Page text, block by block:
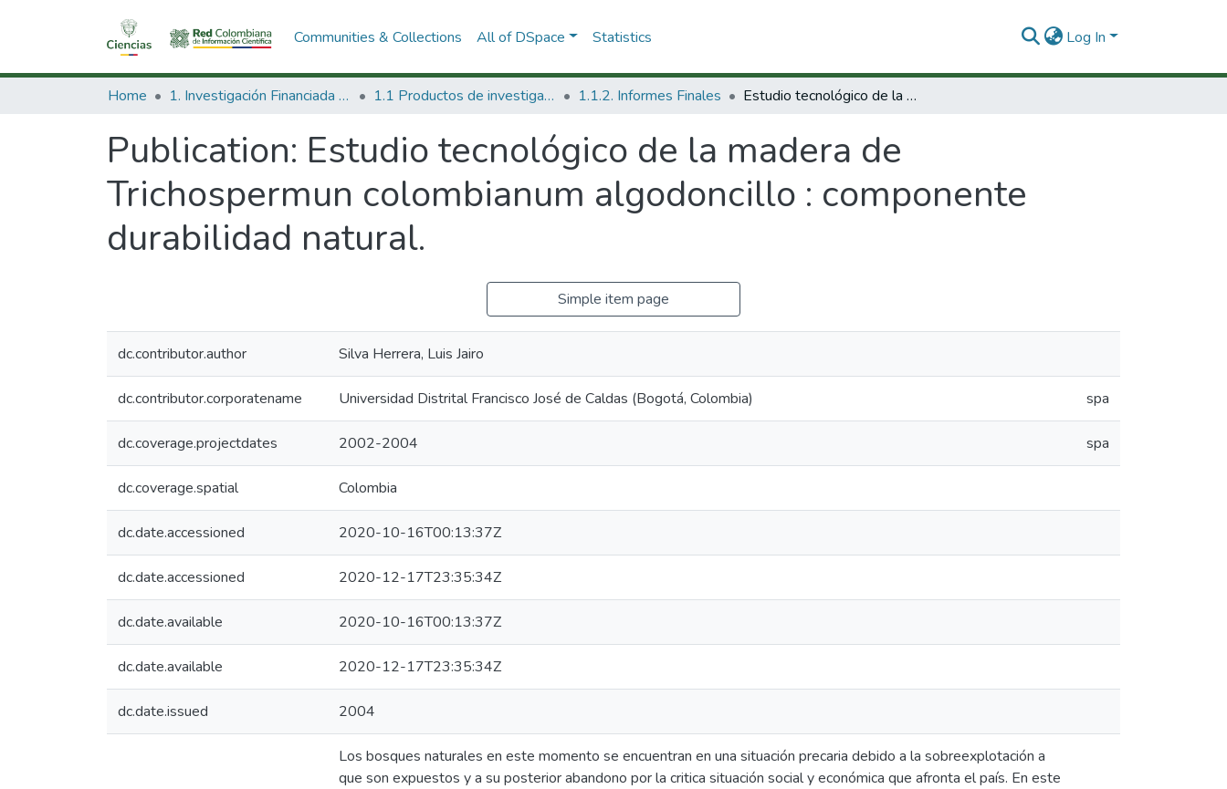
Communities & Collections All of DSpace Statistics Log In
Home 1. Investigación Financiada con Recursos Públicos 1.1 Productos de investigación 1.1.2. Informes Finales Estudio tecnológico de la madera de Trichospermun colombianum algodoncillo : componente durabilidad natural.
Publication: Estudio tecnológico de la madera de
Trichospermun colombianum algodoncillo : componente
durabilidad natural.
Simple item page
dc.contributor.author Silva Herrera, Luis Jairo
dc.contributor.corporatename Universidad Distrital Francisco José de Caldas (Bogotá, Colombia) spa
dc.coverage.projectdates 2002-2004 spa
dc.coverage.spatial Colombia
dc.date.accessioned 2020-10-16T00:13:37Z
dc.date.accessioned 2020-12-17T23:35:34Z
dc.date.available 2020-10-16T00:13:37Z
dc.date.available 2020-12-17T23:35:34Z
dc.date.issued 2004
Los bosques naturales en este momento se encuentran en una situación precaria debido a la sobreexplotación a
que son expuestos y a su posterior abandono por la critica situación social y económica que afronta el país. En este